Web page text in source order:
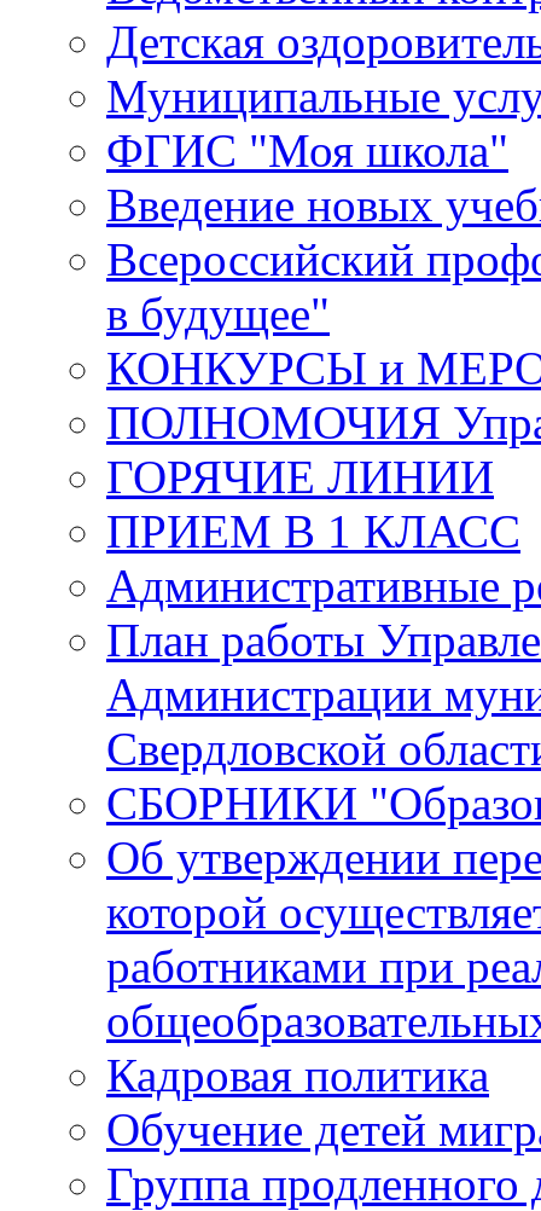
Детская
Муниципальные
ФГИС "Моя школа"
Введение новых
Всероссийский
в будущее"
КОНКУРСЫ и
ПОЛНОМОЧИЯ
ГОРЯЧИЕ ЛИНИИ
ПРИЕМ В 1 КЛАСС
Административные
План работы
Администрации
Свердловской
СБОРНИКИ
Об утверждении
которой
работниками при
Кадровая политика
Обучение детей
Группа продленного